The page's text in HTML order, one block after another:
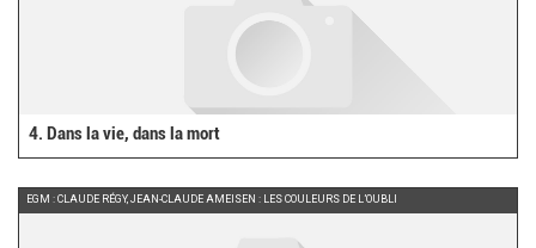
4. Dans la vie, dans la mort
EGM : CLAUDE RÉGY, JEAN-CLAUDE AMEISEN : LES COULEURS DE L’OUBLI